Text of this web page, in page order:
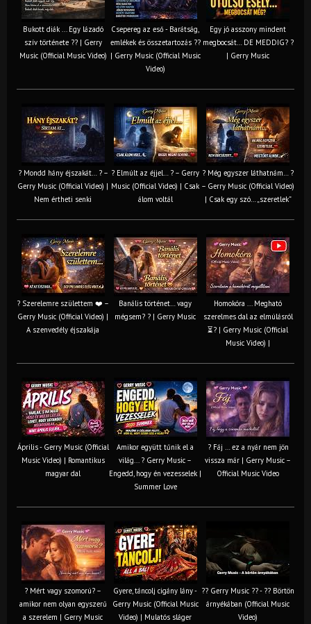
Bukott diák ... Egy lázadó
szív története ?? | Gerry
Music (Official Music Video)
Csepereg az eső - Barátság,
emlékek és összetartozás ?️?
| Gerry Music (Official Music
Video)
Egy jó asszony mindent
megbocsát… DE MEDDIG? ?
| Gerry Music
? Mondd hány éjszakát… ? –
Gerry Music (Official Video) |
Nem értheti senki
? Elmúlt az éjjel… ? – Gerry
Music (Official Video) | Csak
álom voltál
? Még egyszer láthatnám… ?
– Gerry Music (Official Video)
| Csak egy szó… „szeretlek”
? Szerelemre születtem ❤️ –
Gerry Music (Official Video) |
A szenvedély éjszakája
Banális történet… vagy
mégsem? ? | Gerry Music
Homokóra ... Megható
szerelmes dal az elmúlásról
⏳? | Gerry Music (Official
Music Video) |
Április - Gerry Music (Official
Music Video) | Romantikus
magyar dal
Amikor együtt tűnik el a
világ... ? Gerry Music –
Engedd, hogy én vezesselek |
Summer Love
? Fáj … ez a nyár nem jön
vissza már | Gerry Music –
Official Music Video
? Mért vagy szomorú? –
amikor nem olyan egyszerű
a szerelem | Gerry Music
Gyere, táncolj cigány lány -
Gerry Music (Official Music
Video) | Mulatós sláger
?? Gerry Music ?? - ?? Börtön
árnyékában (Official Music
Video)